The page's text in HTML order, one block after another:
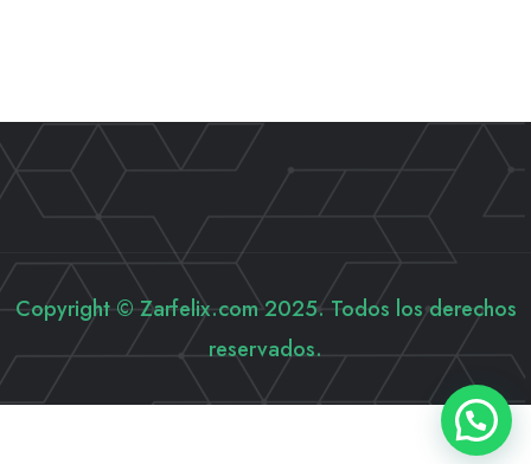
Copyright © Zarfelix.com 2025. Todos los derechos
reservados.